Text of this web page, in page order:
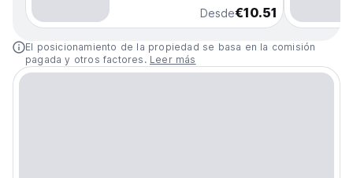
Desde€10.51
El posicionamiento de la propiedad se basa en la comisión
pagada y otros factores. Leer más